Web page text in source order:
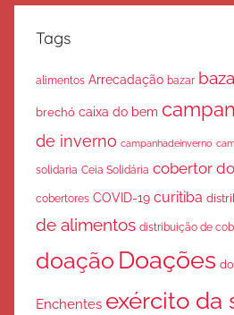
Tags
alimentos Arrecadação bazar
brechó caixa do bem
de inverno campanhadeinverno
solidaria Ceia Solidária cobertor
cobertores COVID-19 curitiba
de alimentos distribuição de
doação Doações
Enchentes exército da